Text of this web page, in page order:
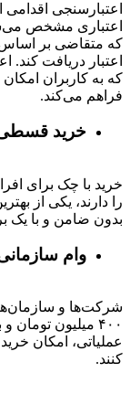
اعتبارسنجی
اعتباری مشخص
که متقاضی بر اساس
اعتبار دریافت
که به کاربران
فراهم می‌کند.
خرید
خرید با چک برای
را دارند، یکی از
بدون ضامن و با یک
وام
شرکت‌ها و سازمان‌ها
۴۰۰ میلیون تومان و
عملیاتی، امکان
کنند.